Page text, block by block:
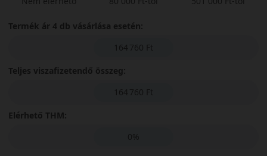
Termék ár 4 db vásárlása esetén:
164 760 Ft
Teljes viszafizetendő összeg:
164 760 Ft
Elérhető THM:
0%